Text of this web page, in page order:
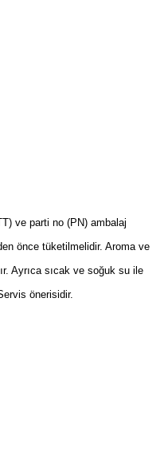
ve parti no (PN) ambalaj
önce tüketilmelidir. Aroma ve
Ayrıca sıcak ve soğuk su ile
önerisidir.